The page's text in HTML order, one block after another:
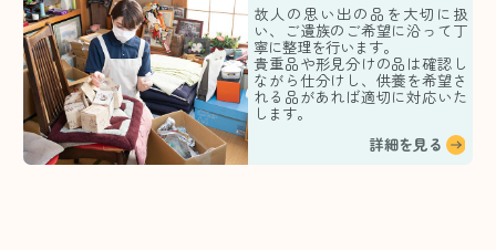
故人の思い出の品を大切に扱
い、ご遺族のご希望に沿って丁
寧に整理を行います。
貴重品や形見分けの品は確認し
ながら仕分けし、供養を希望さ
れる品があれば適切に対応いた
します。
詳細を見る